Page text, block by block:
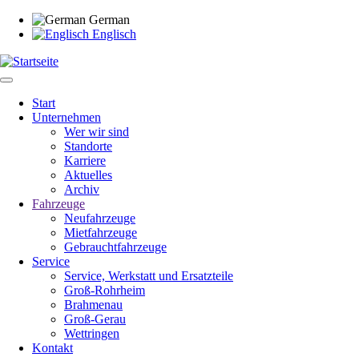
Direkt
zum
German
Englisch
Main
Start
Unternehmen
Wer wir sind
Standorte
Karriere
Aktuelles
Archiv
Fahrzeuge
Neufahrzeuge
Mietfahrzeuge
Gebrauchtfahrzeuge
Service
Service, Werkstatt und Ersatzteile
Groß-Rohrheim
Brahmenau
Groß-Gerau
Wettringen
Kontakt